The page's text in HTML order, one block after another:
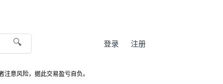
🔍 登录 注册
意风险，据此交易盈亏自负。